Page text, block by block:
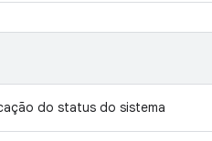
do status do sistema